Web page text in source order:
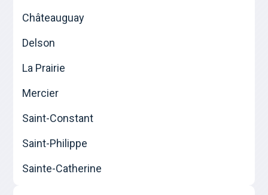
Châteauguay
Delson
La Prairie
Mercier
Saint-Constant
Saint-Philippe
Sainte-Catherine